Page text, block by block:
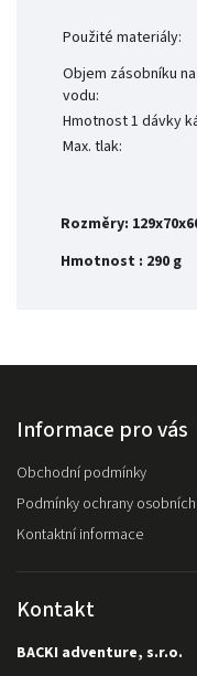
Použité materiály:
Objem zásobníku na
vodu:
Hmotnost 1 dávky
Max. tlak:
Rozměry:
Hmotnost : 290 g
Informace pro vás
Obchodní podmínky
Podmínky ochrany
Kontaktní informace
Kontakt
BACKI adventure, s.r.o.